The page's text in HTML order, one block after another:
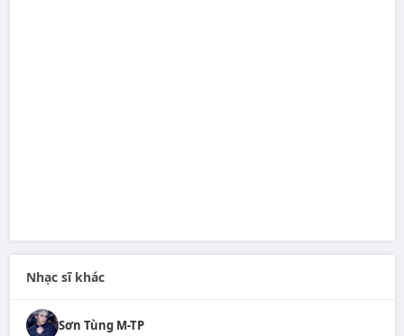
Nhạc sĩ khác
Sơn Tùng M-TP